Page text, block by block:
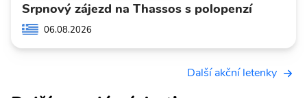
Srpnový zájezd na Thassos s polopenzí
06.08.2026
Další akční letenky